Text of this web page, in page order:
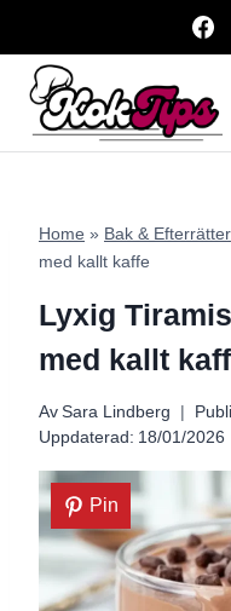
content
Home » Bak & Efterrätter
med kallt kaffe
Lyxig
med kallt
Av Sara Lindberg
Uppdaterad: 18/01/2026
Pin